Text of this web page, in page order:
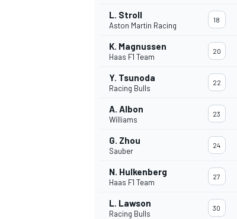
MONOPOSTO
L. Stroll
Aston Martin Racing
18
K. Magnussen
Haas F1 Team
20
Y. Tsunoda
Racing Bulls
22
A. Albon
Williams
23
G. Zhou
Sauber
24
N. Hulkenberg
Haas F1 Team
27
L. Lawson
Racing Bulls
30